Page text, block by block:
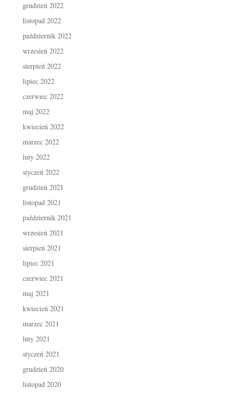
grudzień 2022
listopad 2022
październik 2022
wrzesień 2022
sierpień 2022
lipiec 2022
czerwiec 2022
maj 2022
kwiecień 2022
marzec 2022
luty 2022
styczeń 2022
grudzień 2021
listopad 2021
październik 2021
wrzesień 2021
sierpień 2021
lipiec 2021
czerwiec 2021
maj 2021
kwiecień 2021
marzec 2021
luty 2021
styczeń 2021
grudzień 2020
listopad 2020